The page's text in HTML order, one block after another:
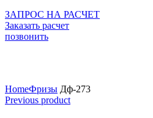
ЗАПРОС НА РАСЧЕТ
Заказать расчет
позвонить
HomeФризы Дф-273
Previous product